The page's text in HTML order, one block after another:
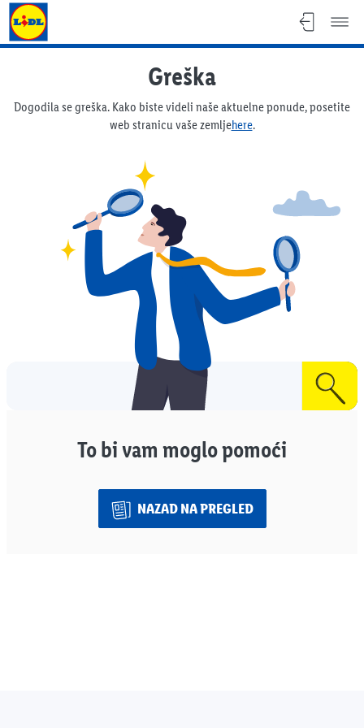
Lidl letak
Greška
Dogodila se greška. Kako biste videli naše aktuelne ponude, posetite
web stranicu vaše zemljehere.
To bi vam moglo pomoći
NAZAD NA PREGLED